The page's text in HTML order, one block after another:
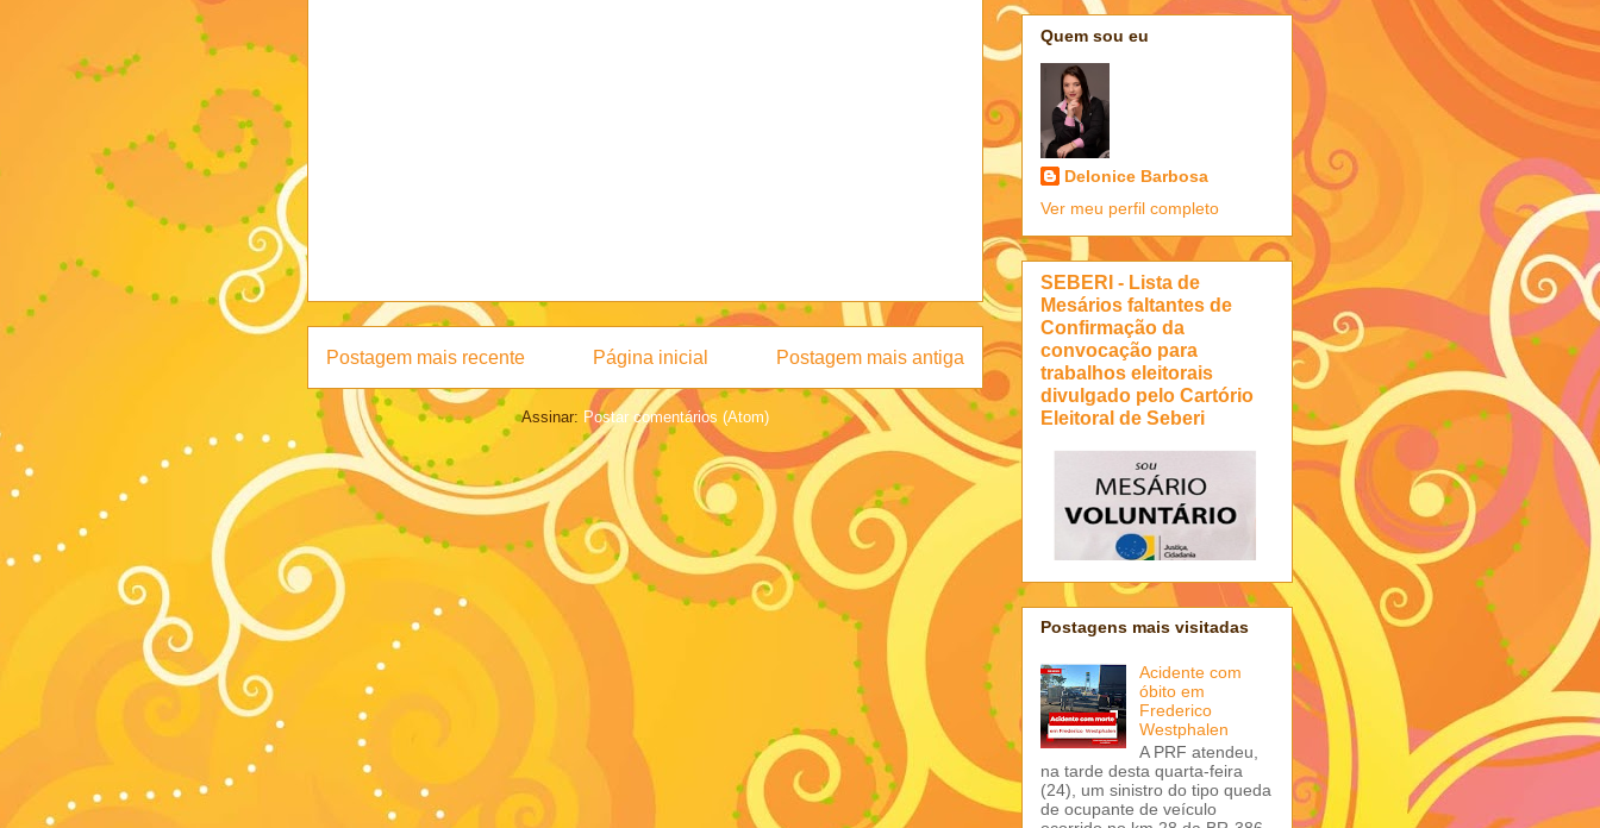
Postagem mais recente Postagem mais antiga
Página inicial
Assinar: Postar comentários (Atom)
Quem sou eu
Delonice Barbosa
Ver meu perfil completo
SEBERI - Lista de
Mesários faltantes de
Confirmação da
convocação para
trabalhos eleitorais
divulgado pelo Cartório
Eleitoral de Seberi
Postagens mais visitadas
Acidente com
óbito em
Frederico
Westphalen
A PRF atendeu,
na tarde desta quarta-feira
(24), um sinistro do tipo queda
de ocupante de veículo